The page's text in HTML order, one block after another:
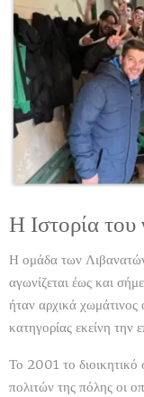
Η Ιστορία του
Η ομάδα των
αγωνίζεται έως και
ήταν αρχικά χωμάτινος
κατηγορίας εκείνη την
Το 2001 το
πολιτών της πόλης οι